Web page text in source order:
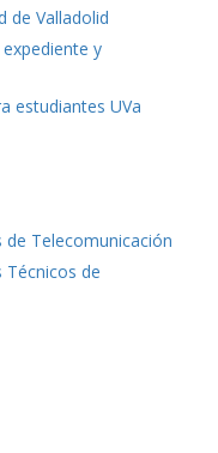
de Valladolid
y
estudiantes UVa
Telecomunicación
Técnicos de